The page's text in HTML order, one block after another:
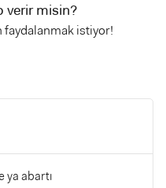
verir misin?
istiyor!
ya abartı